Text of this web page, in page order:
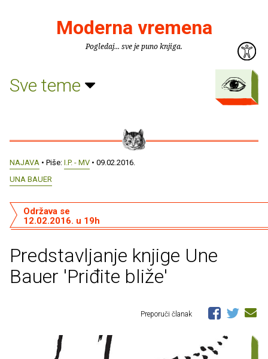
Moderna vremena
Pogledaj... sve je puno knjiga.
Sve teme
NAJAVA • Piše: I.P. - MV • 09.02.2016.
UNA BAUER
Predstavljanje knjige Une
Bauer 'Priđite bliže'
Održava se
12.02.2016. u 19h
Preporuči članak